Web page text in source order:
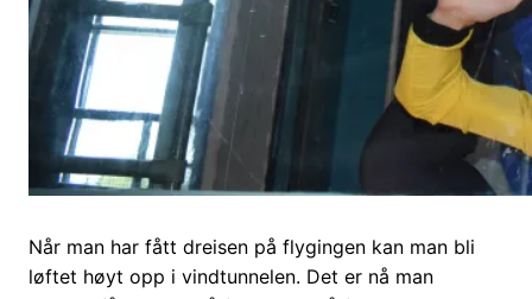
Når man har fått dreisen på flygingen kan man bli
løftet høyt opp i vindtunnelen. Det er nå man